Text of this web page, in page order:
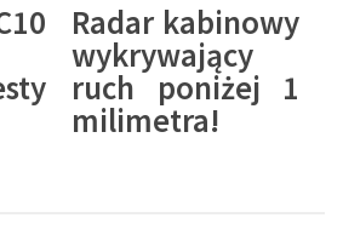
Radar kabinowy
wykrywający
ruch poniżej 1
milimetra!